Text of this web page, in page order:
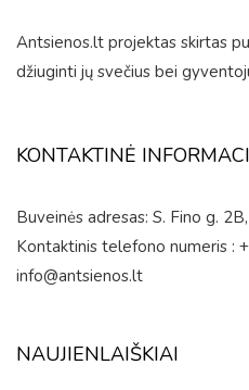
Antsienos.lt projektas skirtas
džiuginti jų svečius bei
KONTAKTINĖ
Buveinės adresas: S. Fino g.
Kontaktinis telefono numeris :
info@antsienos.lt
NAUJIENLAIŠKIAI